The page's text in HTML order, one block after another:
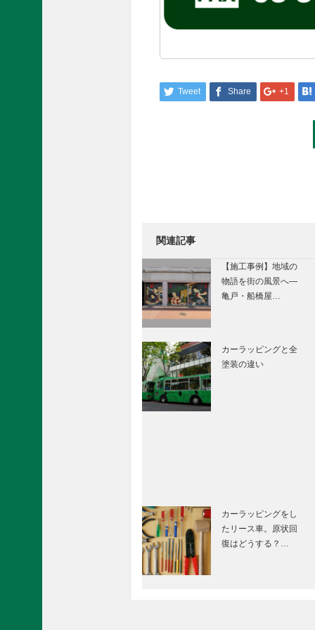
Tweet Share +1
関連記事
【施工事例】地域の
物語を街の風景へ―
亀戸・船橋屋…
カーラッピングと全
塗装の違い
カーラッピングをし
たリース車。原状回
復はどうする？…